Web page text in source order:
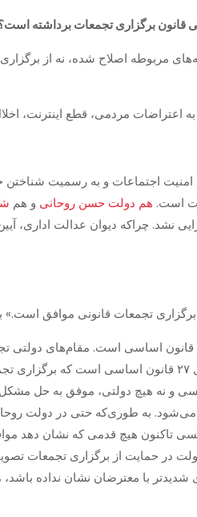
قانون برگزاری تجمعات برداشته
مربوطه اصلاح شده، نه از
مردمی، قطع اینترنت،
اجتماعات و به رسمیت
است. هم دولت حسن روحانی و هم
نشد. چراکه دیوان عدالت اداری،
تجمعات قانونی موافق است.»
تعریف مقام‌های دولتی از تجمعات قانونی، مغایر با اصل ۲۷
کمیسیون ماده ۱۰ احزاب شده باشند. اولا این تعریف
و نه هیچ دولتی، موفق به حل
به طوری‌که حتی در دولت
تاکنون هیچ قدمی که نشان دهد
در حمایت از برگزاری تجمعات
شدیدتر با معترضان نشان نداده